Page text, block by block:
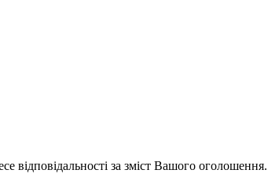
відповідальності за зміст Вашого оголошення.